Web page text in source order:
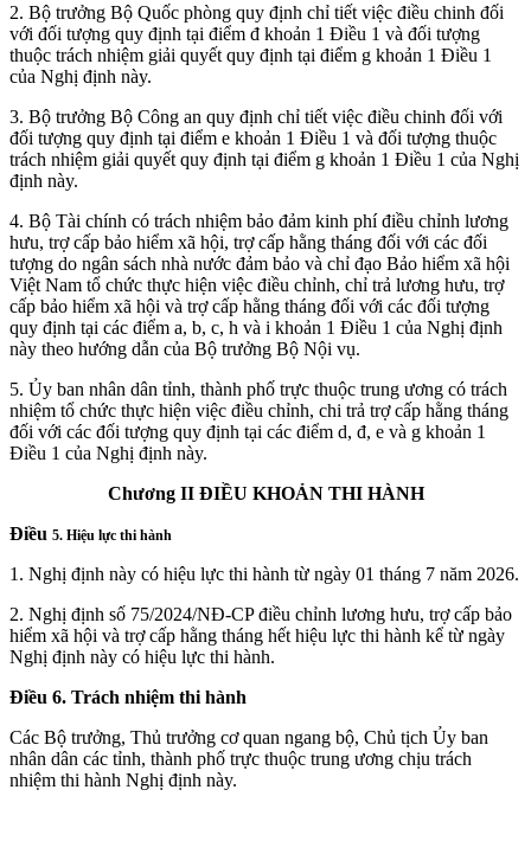
2. Bộ trưởng Bộ Quốc phòng quy định chỉ tiết việc điều chinh đối
với đối tượng quy định tại điểm đ khoản 1 Điều 1 và đối tượng
thuộc trách nhiệm giải quyết quy định tại điểm g khoản 1 Điều 1
của Nghị định này.
3. Bộ trưởng Bộ Công an quy định chỉ tiết việc điều chinh đối với
đối tượng quy định tại điểm e khoản 1 Điều 1 và đối tượng thuộc
trách nhiệm giải quyết quy định tại điểm g khoản 1 Điều 1 của Nghị
định này.
4. Bộ Tài chính có trách nhiệm bảo đảm kinh phí điều chỉnh lương
hưu, trợ cấp bảo hiểm xã hội, trợ cấp hằng tháng đối với các đối
tượng do ngân sách nhà nước đảm bảo và chỉ đạo Bảo hiểm xã hội
Việt Nam tổ chức thực hiện việc điều chỉnh, chỉ trả lương hưu, trợ
cấp bảo hiểm xã hội và trợ cấp hằng tháng đối với các đối tượng
quy định tại các điểm a, b, c, h và i khoản 1 Điều 1 của Nghị định
này theo hướng dẫn của Bộ trưởng Bộ Nội vụ.
5. Ủy ban nhân dân tỉnh, thành phố trực thuộc trung ương có trách
nhiệm tổ chức thực hiện việc điều chỉnh, chi trả trợ cấp hằng tháng
đối với các đối tượng quy định tại các điểm d, đ, e và g khoản 1
Điều 1 của Nghị định này.
Chương II ĐIỀU KHOẢN THI HÀNH
Điều 5. Hiệu lực thi hành
1. Nghị định này có hiệu lực thi hành từ ngày 01 tháng 7 năm 2026.
2. Nghị định số 75/2024/NĐ-CP điều chỉnh lương hưu, trợ cấp bảo
hiểm xã hội và trợ cấp hằng tháng hết hiệu lực thi hành kể từ ngày
Nghị định này có hiệu lực thi hành.
Điều 6. Trách nhiệm thi hành
Các Bộ trưởng, Thủ trưởng cơ quan ngang bộ, Chủ tịch Ủy ban
nhân dân các tỉnh, thành phố trực thuộc trung ương chịu trách
nhiệm thi hành Nghị định này.